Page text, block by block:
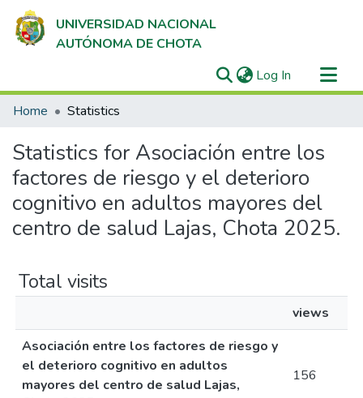
UNIVERSIDAD NACIONAL
AUTÓNOMA DE CHOTA
Log In (current)
Communities & Collections
Home Statistics
Statistics for Asociación entre los
factores de riesgo y el deterioro
cognitivo en adultos mayores del
centro de salud Lajas, Chota 2025.
Total visits
views
Asociación entre los factores de riesgo y
el deterioro cognitivo en adultos
mayores del centro de salud Lajas,
156